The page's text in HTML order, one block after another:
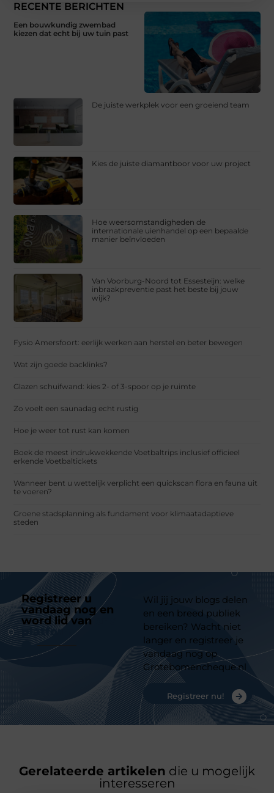
RECENTE BERICHTEN
Een bouwkundig zwembad
kiezen dat echt bij uw tuin past
De juiste werkplek voor een groeiend team
Kies de juiste diamantboor voor uw project
Hoe weersomstandigheden de
internationale uienhandel op een bepaalde
manier beïnvloeden
Van Voorburg-Noord tot Essesteijn: welke
inbraakpreventie past het beste bij jouw
wijk?
Fysio Amersfoort: eerlijk werken aan herstel en beter bewegen
Wat zijn goede backlinks?
Glazen schuifwand: kies 2- of 3-spoor op je ruimte
Zo voelt een saunadag echt rustig
Hoe je weer tot rust kan komen
Boek de meest indrukwekkende Voetbaltrips inclusief officieel
erkende Voetbaltickets
Wanneer bent u wettelijk verplicht een quickscan flora en fauna uit
te voeren?
Groene stadsplanning als fundament voor klimaatadaptieve
steden
Registreer u
vandaag nog en
word lid van
platform
Wil jij jouw blogs delen
en een breed publiek
bereiken? Wacht niet
langer en registreer je
vandaag nog op
Grotebomencheque.nl
Registreer nu!
Gerelateerde artikelen die u mogelijk
interesseren